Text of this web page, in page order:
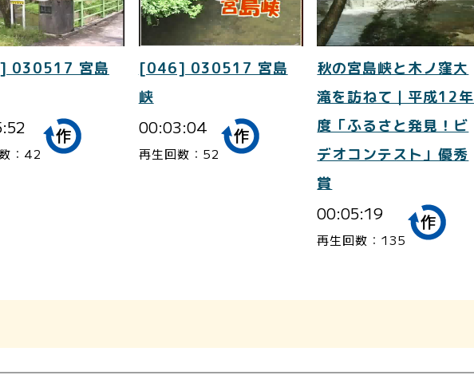
030517 宮島
：42
[046] 030517 宮島
峡
00:03:04
再生回数：52
秋の宮島峡と木ノ窪大
滝を訪ねて｜平成12年
度「ふるさと発見！ビ
デオコンテスト」優秀
賞
00:05:19
再生回数：135